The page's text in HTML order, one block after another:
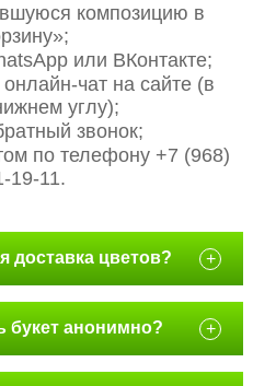
композицию в
или ВКонтакте;
чат на сайте (в
углу);
звонок;
по телефону +7 (968)
19-11.
доставка цветов? +
букет анонимно? +